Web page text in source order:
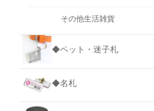
その他生活雑貨
◆ペット・迷子札
◆名札